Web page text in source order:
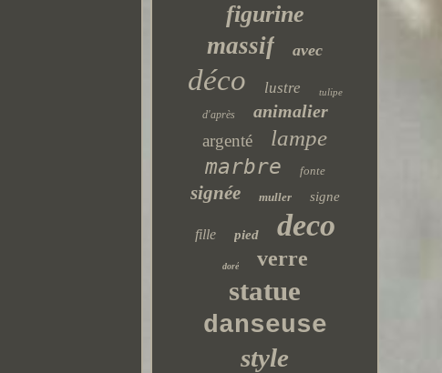
figurine
massif avec
déco lustre tulipe
d'après animalier
argenté lampe
marbre fonte
signée muller signe
fille pied deco
doré verre
statue
danseuse
style